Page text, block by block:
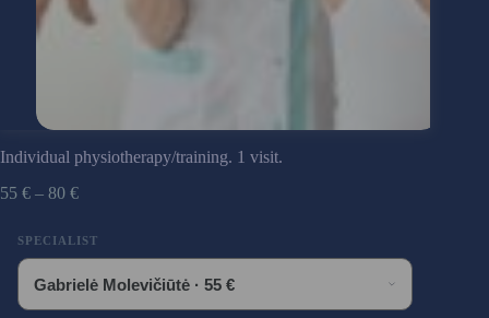
Individual physiotherapy/training. 1 visit.
55 € – 80 €
SPECIALIST